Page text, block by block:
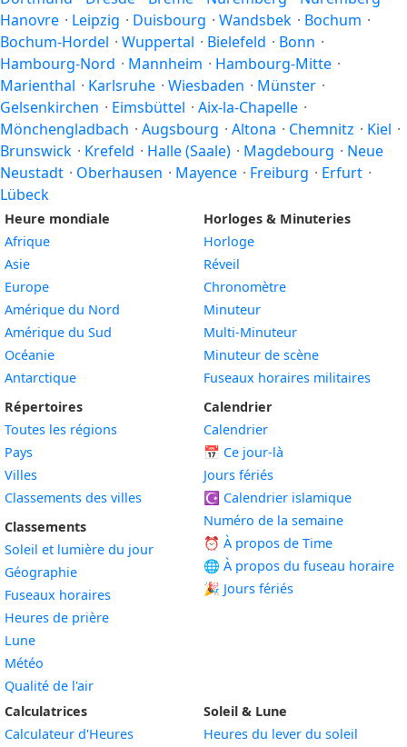
Hanovre · Leipzig · Duisbourg · Wandsbek · Bochum ·
Bochum-Hordel · Wuppertal · Bielefeld · Bonn ·
Hambourg-Nord · Mannheim · Hambourg-Mitte ·
Marienthal · Karlsruhe · Wiesbaden · Münster ·
Gelsenkirchen · Eimsbüttel · Aix-la-Chapelle ·
Mönchengladbach · Augsbourg · Altona · Chemnitz · Kiel ·
Brunswick · Krefeld · Halle (Saale) · Magdebourg · Neue
Neustadt · Oberhausen · Mayence · Freiburg · Erfurt ·
Lübeck
Heure mondiale
Afrique
Asie
Europe
Amérique du Nord
Amérique du Sud
Océanie
Antarctique
Répertoires
Toutes les régions
Pays
Villes
Classements des villes
Classements
Soleil et lumière du jour
Géographie
Fuseaux horaires
Heures de prière
Lune
Météo
Qualité de l'air
Horloges & Minuteries
Horloge
Réveil
Chronomètre
Minuteur
Multi-Minuteur
Minuteur de scène
Fuseaux horaires militaires
Calendrier
Calendrier
📅 Ce jour-là
Jours fériés
☪️ Calendrier islamique
Numéro de la semaine
⏰ À propos de Time
🌐 À propos du fuseau horaire
🎉 Jours fériés
Calculatrices
Calculateur d'Heures
Soleil & Lune
Heures du lever du soleil